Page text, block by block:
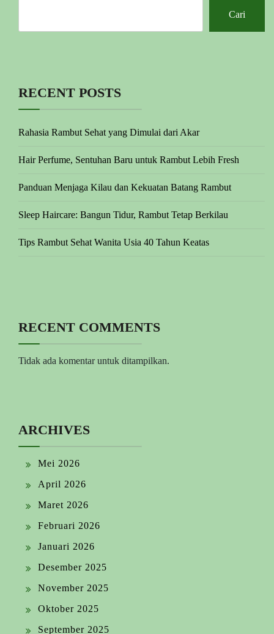
Cari
RECENT POSTS
Rahasia Rambut Sehat yang Dimulai dari Akar
Hair Perfume, Sentuhan Baru untuk Rambut Lebih Fresh
Panduan Menjaga Kilau dan Kekuatan Batang Rambut
Sleep Haircare: Bangun Tidur, Rambut Tetap Berkilau
Tips Rambut Sehat Wanita Usia 40 Tahun Keatas
RECENT COMMENTS
Tidak ada komentar untuk ditampilkan.
ARCHIVES
Mei 2026
April 2026
Maret 2026
Februari 2026
Januari 2026
Desember 2025
November 2025
Oktober 2025
September 2025